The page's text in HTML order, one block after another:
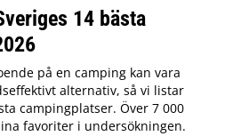
14 bästa
på en camping kan vara
alternativ, så vi listar
campingplatser. Över 7 000
favoriter i undersökningen.